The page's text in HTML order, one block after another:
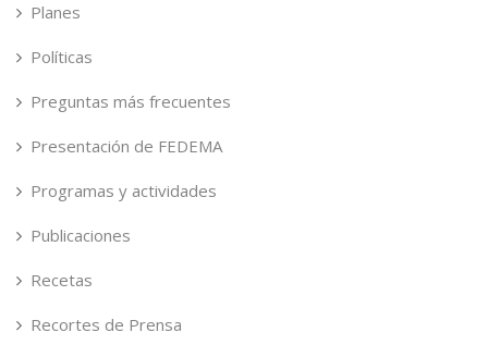
Planes
Políticas
Preguntas más frecuentes
Presentación de FEDEMA
Programas y actividades
Publicaciones
Recetas
Recortes de Prensa